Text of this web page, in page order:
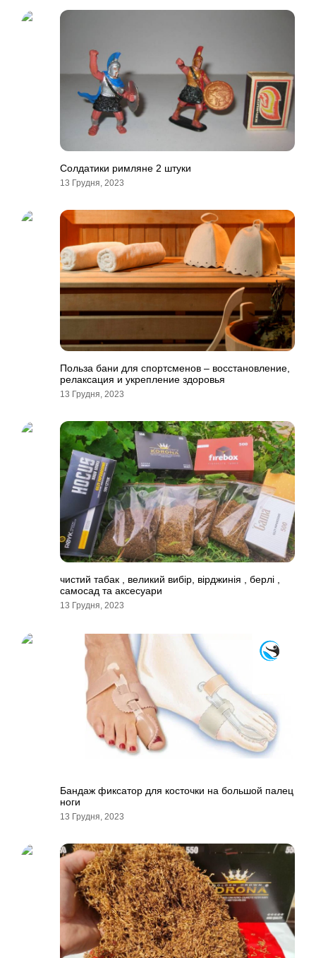
Солдатики римляне 2 штуки
13 Грудня, 2023
Польза бани для спортсменов – восстановление,
релаксация и укрепление здоровья
13 Грудня, 2023
чистий табак , великий вибір, вірджинія , берлі ,
самосад та аксесуари
13 Грудня, 2023
Бандаж фиксатор для косточки на большой палец
ноги
13 Грудня, 2023